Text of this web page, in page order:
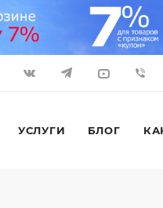
УСЛУГИ БЛОГ